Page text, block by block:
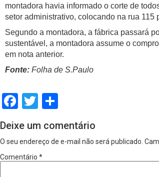
montadora havia informado o corte de
setor administrativo, colocando na rua 115
Segundo a montadora, a fábrica passará
sustentável, a montadora assume o
em nota anterior.
Fonte: Folha de S.Paulo
Facebook
Twitter
Deixe um comentário
O seu endereço de e-mail não será publicado.
Comentário *